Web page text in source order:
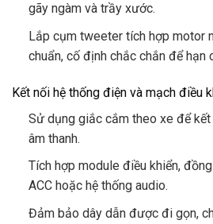
gãy ngàm và trầy xước.
Lắp cụm tweeter tích hợp motor
chuẩn, cố định chắc chắn để hạn
Kết nối hệ thống điện và mạch điều
Sử dụng giắc cắm theo xe để kết
âm thanh.
Tích hợp module điều khiển,
ACC hoặc hệ thống audio.
Đảm bảo dây dẫn được đi gọn,